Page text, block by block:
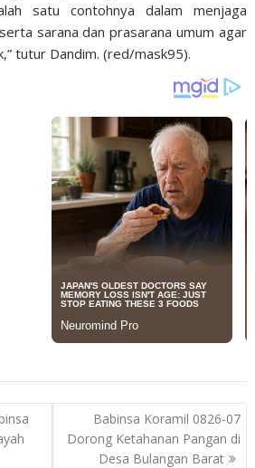
satu contohnya dalam menjaga
sarana dan prasarana umum agar
tutur Dandim. (red/mask95).
Babinsa Koramil 0826-07
Dorong Ketahanan Pangan di
Desa Bulangan Barat